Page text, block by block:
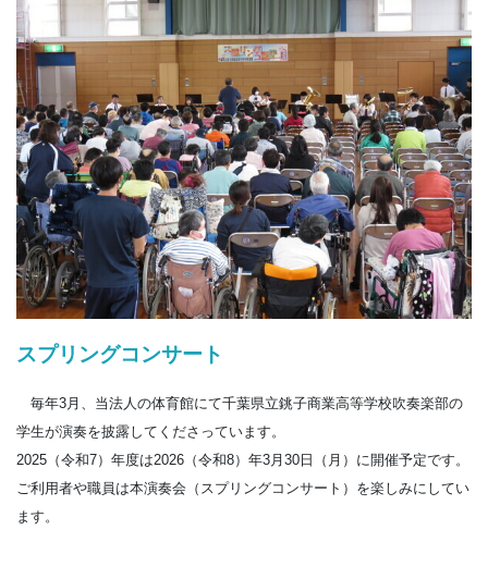
スプリングコンサート
毎年3月、当法人の体育館にて千葉県立銚子商業高等学校吹奏楽部の
学生が演奏を披露してくださっています。
2025（令和7）年度は2026（令和8）年3月30日（月）に開催予定です。
ご利用者や職員は本演奏会（スプリングコンサート）を楽しみにしてい
ます。